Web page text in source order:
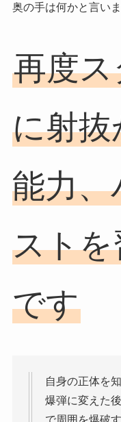
奥の手は何かと言い
再度
に射抜
能力
スト
です
自身の正体を
爆弾に変えた
で周囲を爆破